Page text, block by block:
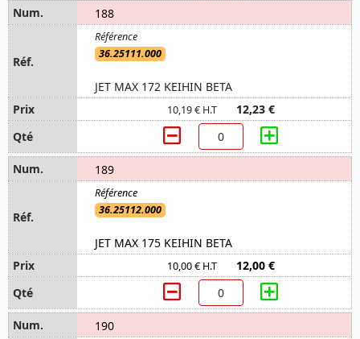
188
36.25111.000
JET MAX 172 KEIHIN BETA
10,19 € H.T 12,23 €
189
36.25112.000
JET MAX 175 KEIHIN BETA
10,00 € H.T 12,00 €
190